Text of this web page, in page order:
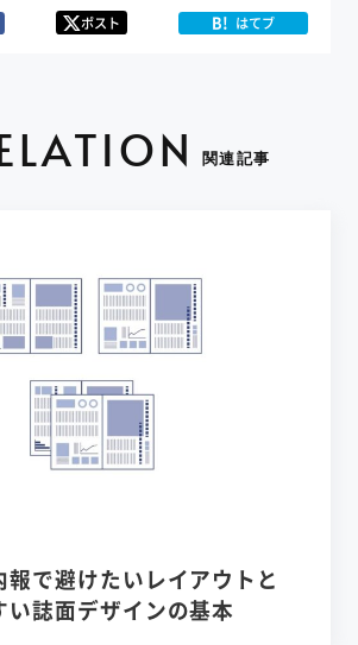
ポスト B! はてブ
関連記事
で避けたいレイアウトと
い誌面デザインの基本